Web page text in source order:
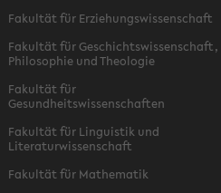
Fakultät für Erziehungswissenschaft
Fakultät für Geschichtswissenschaft,
Philosophie und Theologie
Fakultät für
Gesundheitswissenschaften
Fakultät für Linguistik und
Literaturwissenschaft
Fakultät für Mathematik